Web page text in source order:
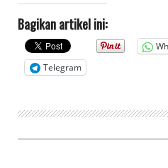
Bagikan artikel ini:
Telegram